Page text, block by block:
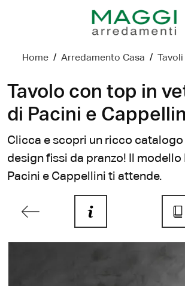
Home / Arredamento Casa / Tavoli
Tavolo con top in
di Pacini e
Clicca e scopri un ricco catalogo
design fissi da pranzo! Il modello
Pacini e Cappellini ti attende.